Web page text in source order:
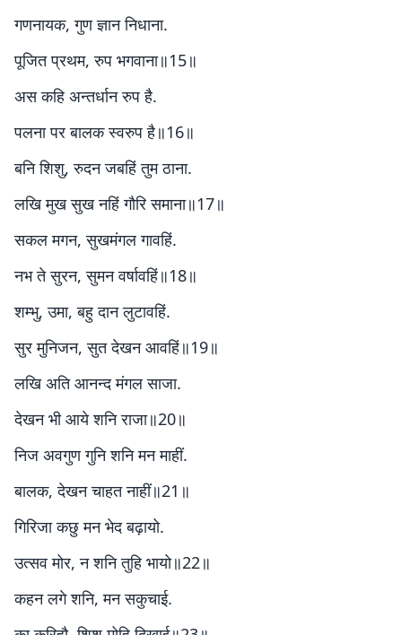
गणनायक, गुण ज्ञान निधाना.
पूजित प्रथम, रुप भगवाना॥15॥
अस कहि अन्तर्धान रुप है.
पलना पर बालक स्वरुप है॥16॥
बनि शिशु, रुदन जबहिं तुम ठाना.
लखि मुख सुख नहिं गौरि समाना॥17॥
सकल मगन, सुखमंगल गावहिं.
नभ ते सुरन, सुमन वर्षावहिं॥18॥
शम्भु, उमा, बहु दान लुटावहिं.
सुर मुनिजन, सुत देखन आवहिं॥19॥
लखि अति आनन्द मंगल साजा.
देखन भी आये शनि राजा॥20॥
निज अवगुण गुनि शनि मन माहीं.
बालक, देखन चाहत नाहीं॥21॥
गिरिजा कछु मन भेद बढ़ायो.
उत्सव मोर, न शनि तुहि भायो॥22॥
कहन लगे शनि, मन सकुचाई.